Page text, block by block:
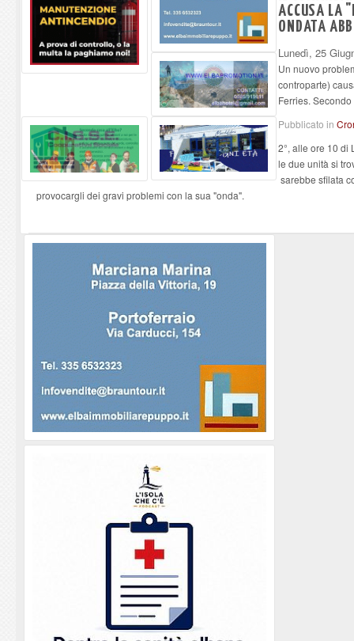
ACCUSA LA
ONDATA
Pubblicato in
Lunedì, 25
Un nuovo
controparte)
Ferries.
2°, alle ore 10 di
le due unità si
sarebbe sfilata
provocargli dei gravi problemi con la sua "onda".